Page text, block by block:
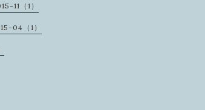
11（1）
04（1）